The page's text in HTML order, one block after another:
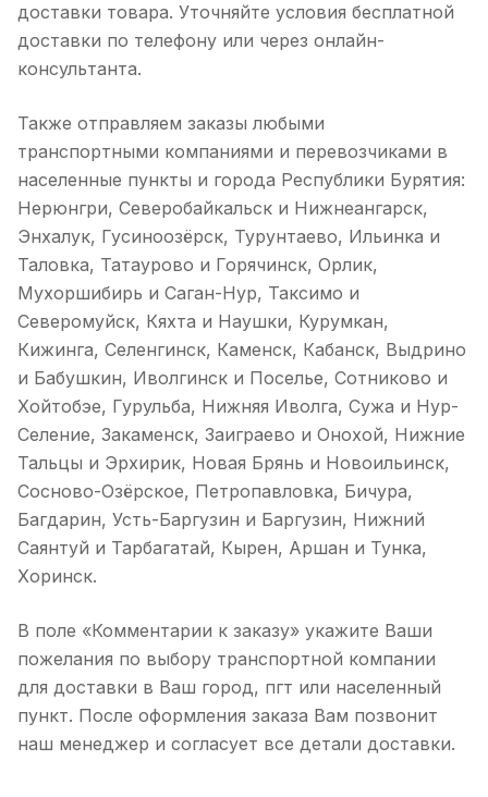
доставки товара. Уточняйте условия бесплатной
доставки по телефону или через онлайн-
консультанта.
Также отправляем заказы любыми
транспортными компаниями и перевозчиками в
населенные пункты и города Республики Бурятия:
Нерюнгри, Северобайкальск и Нижнеангарск,
Энхалук, Гусиноозёрск, Турунтаево, Ильинка и
Таловка, Татаурово и Горячинск, Орлик,
Мухоршибирь и Саган-Нур, Таксимо и
Северомуйск, Кяхта и Наушки, Курумкан,
Кижинга, Селенгинск, Каменск, Кабанск, Выдрино
и Бабушкин, Иволгинск и Поселье, Сотниково и
Хойтобэе, Гурульба, Нижняя Иволга, Сужа и Нур-
Селение, Закаменск, Заиграево и Онохой, Нижние
Тальцы и Эрхирик, Новая Брянь и Новоильинск,
Сосново-Озёрское, Петропавловка, Бичура,
Багдарин, Усть-Баргузин и Баргузин, Нижний
Саянтуй и Тарбагатай, Кырен, Аршан и Тунка,
Хоринск.
В поле «Комментарии к заказу» укажите Ваши
пожелания по выбору транспортной компании
для доставки в Ваш город, пгт или населенный
пункт. После оформления заказа Вам позвонит
наш менеджер и согласует все детали доставки.